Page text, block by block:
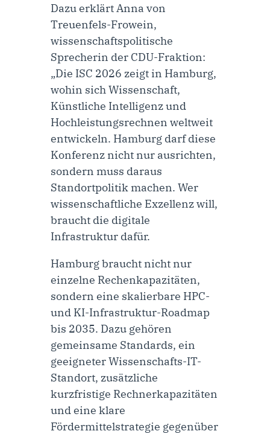
Dazu erklärtAnna von
Treuenfels-Frowein,
wissenschaftspolitische
Sprecherin der CDU-Fraktion:
„Die ISC 2026 zeigt in Hamburg,
wohin sich Wissenschaft,
Künstliche Intelligenz und
Hochleistungsrechnen weltweit
entwickeln. Hamburg darf diese
Konferenz nicht nur ausrichten,
sondern muss daraus
Standortpolitik machen. Wer
wissenschaftliche Exzellenz will,
braucht die digitale
Infrastruktur dafür.
Hamburg braucht nicht nur
einzelne Rechenkapazitäten,
sondern eine skalierbare HPC-
und KI-Infrastruktur-Roadmap
bis 2035. Dazu gehören
gemeinsame Standards, ein
geeigneter Wissenschafts-IT-
Standort, zusätzliche
kurzfristige Rechnerkapazitäten
und eine klare
Fördermittelstrategie gegenüber